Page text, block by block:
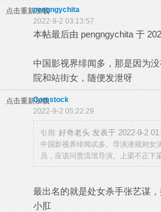
点击重新加载pengngychita
2022-9-2 03:13:57
本帖最后由 pengngychita 于
中国影视界绯闻多，那是因为
院和站街女，随便发泄呀
点击重新加载Comstock
2022-9-2 05:22:29
引用: 好奇老头 发表于 2022-9-2
中国影视界绯闻忒多。导演潜规则女
员，应该问责流氓导演。上梁不正下
最出名的就是处女杀手张艺谋
小肛